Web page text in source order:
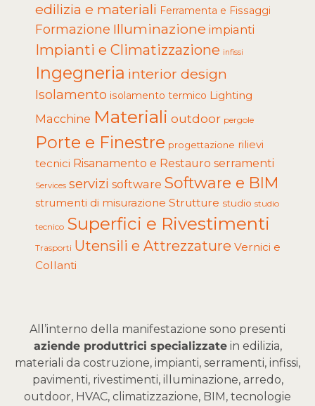
edilizia e materiali Ferramenta e Fissaggi
Formazione Illuminazione impianti
Impianti e Climatizzazione infissi
Ingegneria interior design
Isolamento isolamento termico Lighting
Macchine Materiali outdoor pergole
Porte e Finestre progettazione rilievi
tecnici Risanamento e Restauro serramenti
Services servizi software Software e BIM
strumenti di misurazione Strutture studio studio
tecnico Superfici e Rivestimenti
Trasporti Utensili e Attrezzature Vernici e
Collanti
All’interno della manifestazione sono presenti
aziende produttrici specializzatein edilizia,
materiali da costruzione, impianti, serramenti, infissi,
pavimenti, rivestimenti, illuminazione, arredo,
outdoor, HVAC, climatizzazione, BIM, tecnologie